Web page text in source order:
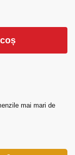
mai mari de